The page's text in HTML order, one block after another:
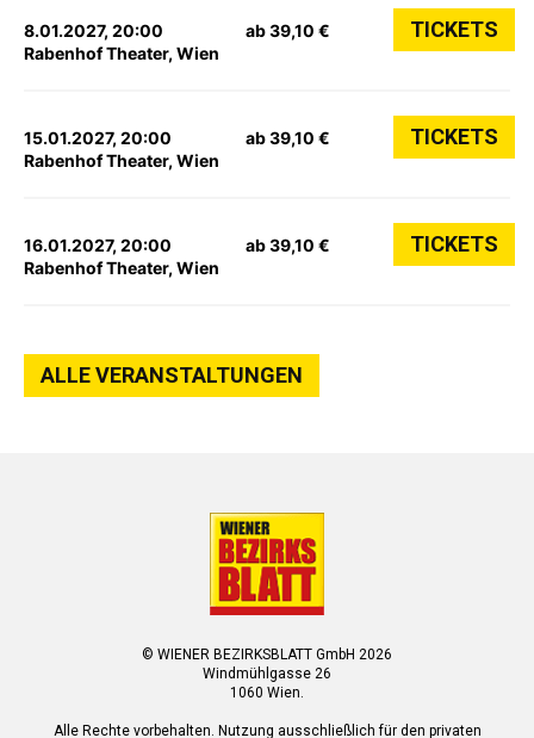
8.01.2027, 20:00
Rabenhof Theater, Wien
ab 39,10 € TICKETS
15.01.2027, 20:00
Rabenhof Theater, Wien
ab 39,10 € TICKETS
16.01.2027, 20:00
Rabenhof Theater, Wien
ab 39,10 € TICKETS
ALLE VERANSTALTUNGEN
© WIENER BEZIRKSBLATT GmbH 2026
Windmühlgasse 26
1060 Wien.
Alle Rechte vorbehalten. Nutzung ausschließlich für den privaten